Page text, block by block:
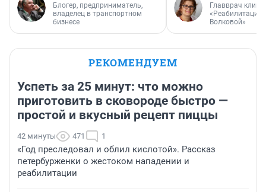
Блогер, предприниматель,
владелец в транспортном
бизнесе
Главврач
«Реабилитация
Волковой»
РЕКОМЕНДУЕМ
Успеть за 25 минут: что можно
приготовить в сковороде быстро —
простой и вкусный рецепт пиццы
42 минуты 471 1
«Год преследовал и облил кислотой». Рассказ
петербурженки о жестоком нападении и
реабилитации